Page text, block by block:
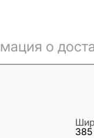
о
385